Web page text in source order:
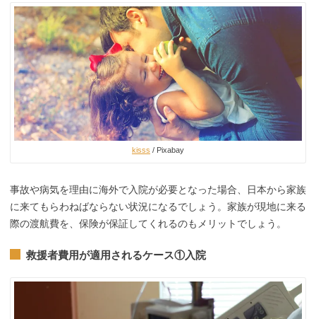
kisss / Pixabay
事故や病気を理由に海外で入院が必要となった場合、日本から家族
に来てもらわねばならない状況になるでしょう。家族が現地に来る
際の渡航費を、保険が保証してくれるのもメリットでしょう。
救援者費用が適用されるケース①入院